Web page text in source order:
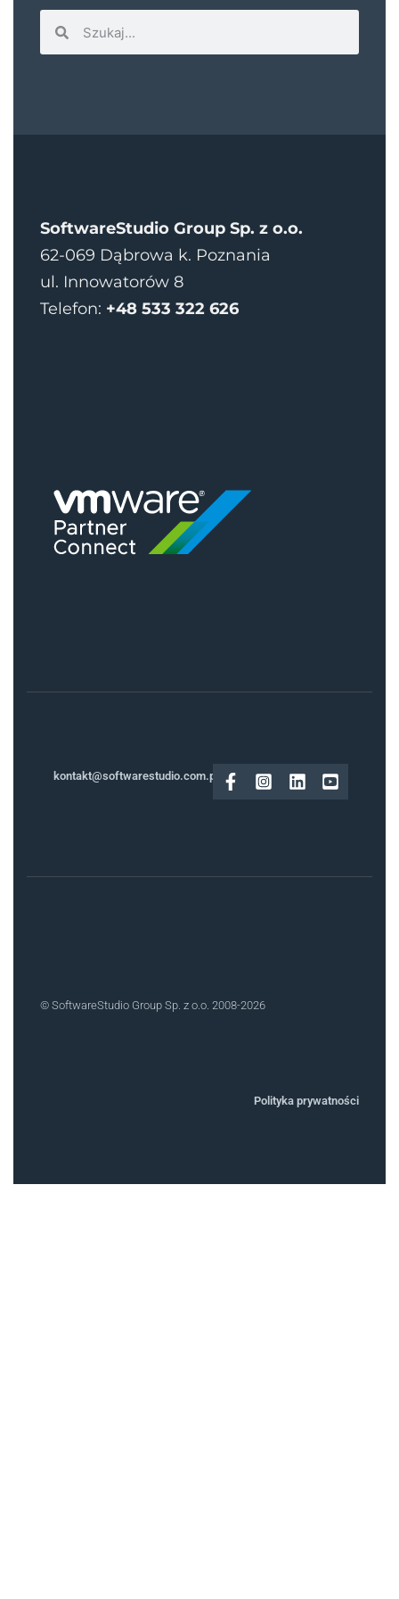
SoftwareStudio Group Sp. z o.o.
62-069 Dąbrowa k. Poznania
ul. Innowatorów 8
Telefon: +48 533 322 626
kontakt@softwarestudio.com.pl
© SoftwareStudio Group Sp. z o.o. 2008-2026
Polityka prywatności